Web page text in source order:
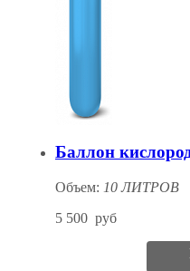
Баллон
Объем: 10 ЛИТРОВ
5 500 руб